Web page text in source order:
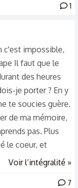
la magie du
vie est un
1
c'est impossible,
Il faut que le
des heures
je porter ? En y
te soucies guère.
de ma mémoire,
pas. Plus
le coeur, et
tête et mon
Voir l’intégralité »
7